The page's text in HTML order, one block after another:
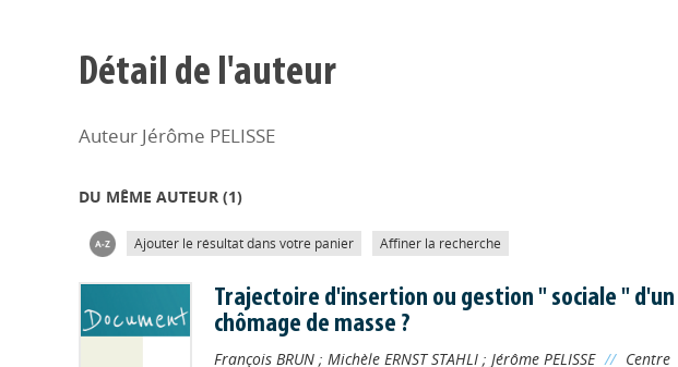
Détail de l'auteur
Auteur Jérôme PELISSE
DU MÊME AUTEUR (1)
Ajouter le résultat dans votre panier Affiner la recherche
Trajectoire d'insertion ou gestion " sociale " d'un
chômage de masse ?
François BRUN; Michèle ERNST STAHLI; Jérôme PELISSE // Centre